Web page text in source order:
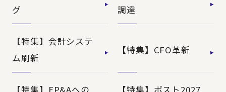
グ
調達
【特集】会計システ
ム刷新
【特集】CFO革新
【特集】FP&Aへの
【特集】ポスト2027